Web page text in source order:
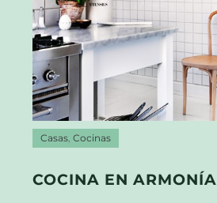
Casas ,Cocinas
COCINA EN ARMONÍA